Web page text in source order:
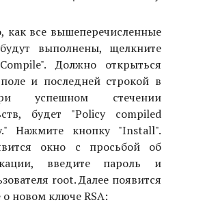
как все вышеперечисленные
выполнены, щелкните
Должно открыться
поле и последней строкой в
успешном стечении
будет "Policy compiled
Нажмите кнопку "Install".
окно с просьбой об
введите пароль и
root. Далее появится
новом ключе RSA: